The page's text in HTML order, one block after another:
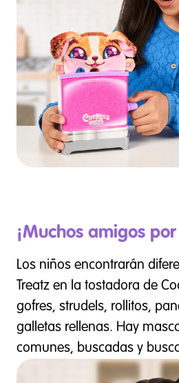
¡Muchos amigos
Los niños encontrarán
Treatz en la tostadora de
gofres, strudels, rollitos,
galletas rellenas. Hay
comunes, buscadas y